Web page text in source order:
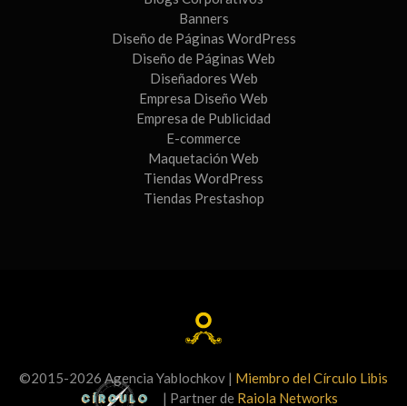
Banners
Diseño de Páginas WordPress
Diseño de Páginas Web
Diseñadores Web
Empresa Diseño Web
Empresa de Publicidad
E-commerce
Maquetación Web
Tiendas WordPress
Tiendas Prestashop
©2015-2026 Agencia Yablochkov | Miembro del Círculo Libis
| Partner de Raiola Networks